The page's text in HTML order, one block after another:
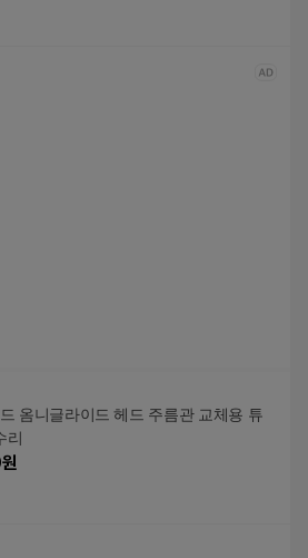
옴니글라이드 헤드 주름관 교체용 튜
리
원